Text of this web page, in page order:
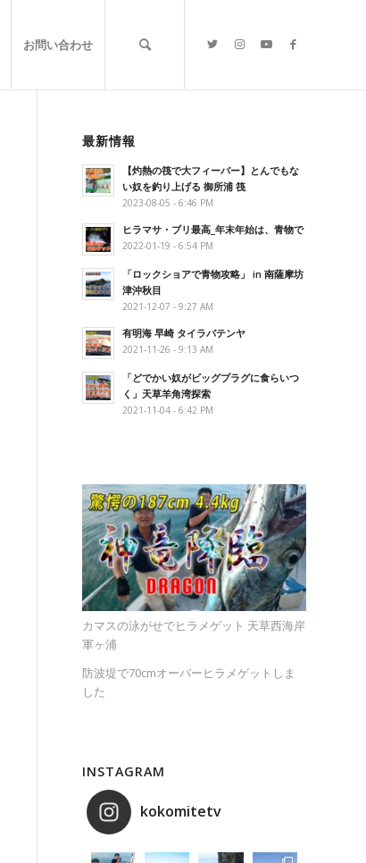
お問い合わせ
最新情報
【灼熱の筏で大フィーバー】とんでもな
い奴を釣り上げる 御所浦 筏
2023-08-05 - 6:46 PM
ヒラマサ・ブリ最高_年末年始は、青物で
2022-01-19 - 6:54 PM
「ロックショアで青物攻略」 in 南薩摩坊
津沖秋目
2021-12-07 - 9:27 AM
有明海 早崎 タイラバテンヤ
2021-11-26 - 9:13 AM
「どでかい奴がビッグプラグに食らいつ
く」天草羊角湾探索
2021-11-04 - 6:42 PM
カマスの泳がせでヒラメゲット 天草西海岸
軍ヶ浦
防波堤で70cmオーバーヒラメゲットしま
した
INSTAGRAM
kokomitetv